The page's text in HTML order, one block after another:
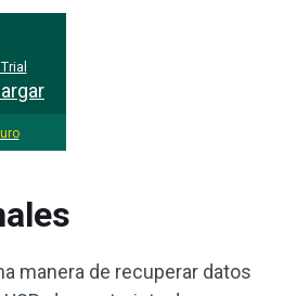
manera de recuperar datos